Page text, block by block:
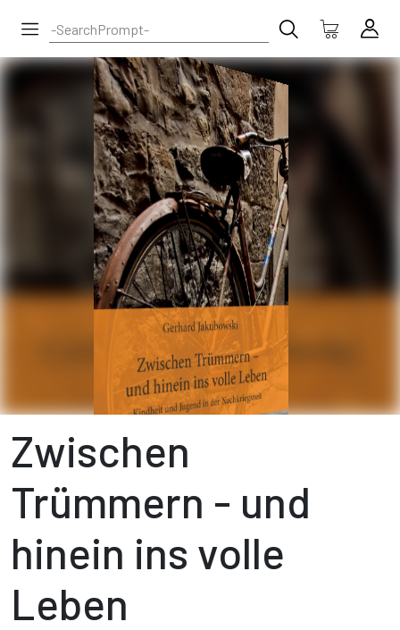
Zwischen
Trümmern - und
hinein ins volle
Leben